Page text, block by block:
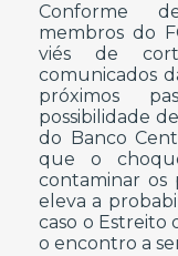
Conforme
membros do
viés de
comunicados
próximos
possibilidade
do Banco
que o
contaminar os
eleva a
caso o Estreito
o encontro a